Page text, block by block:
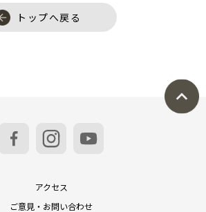
トップへ戻る
アクセス
ご意見・お問い合わせ